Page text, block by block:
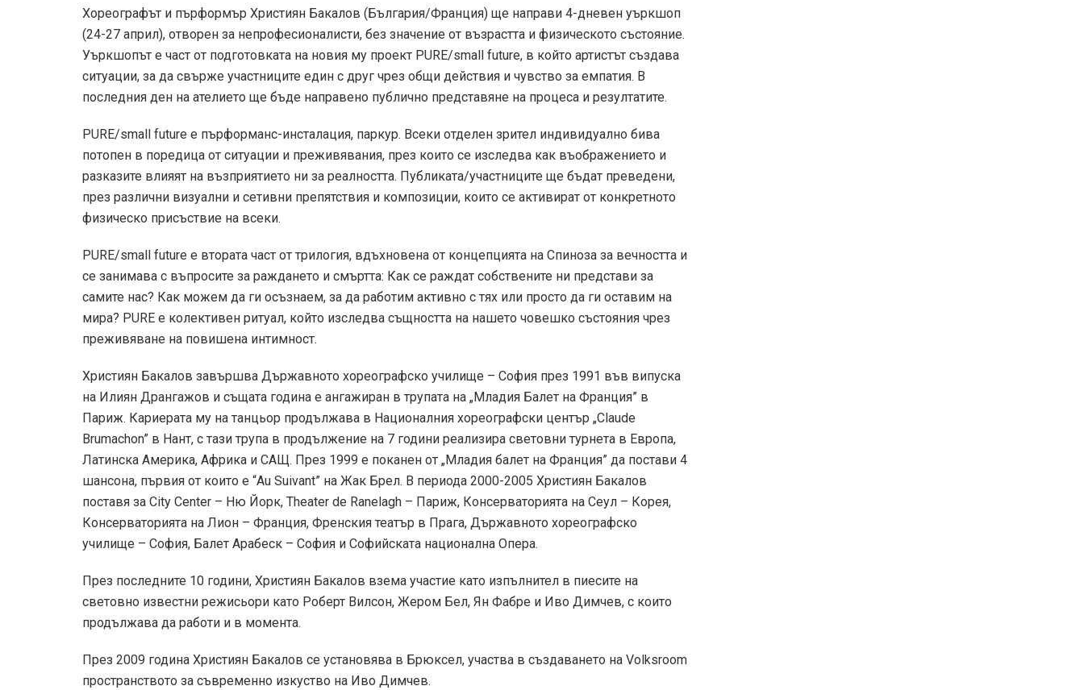
Хореографът и пърформър Християн Бакалов (България/Франция) ще направи 4-дневен уъркшоп
(24-27 април), отворен за непрофесионалисти, без значение от възрастта и физическото състояние.
Уъркшопът е част от подготовката на новия му проект PURE/small future, в който артистът създава
ситуации, за да свърже участниците един с друг чрез общи действия и чувство за емпатия. В
последния ден на ателието ще бъде направено публично представяне на процеса и резултатите.
PURE/small future е пърформанс-инсталация, паркур. Всеки отделен зрител индивидуално бива
потопен в поредица от ситуации и преживявания, през които се изследва как въображението и
разказите влияят на възприятието ни за реалността. Публиката/участниците ще бъдат преведени,
през различни визуални и сетивни препятствия и композиции, които се активират от конкретното
физическо присъствие на всеки.
PURE/small future е втората част от трилогия, вдъхновена от концепцията на Спиноза за вечността и
се занимава с въпросите за раждането и смъртта: Как се раждат собствените ни представи за
самите нас? Как можем да ги осъзнаем, за да работим активно с тях или просто да ги оставим на
мира? PURE е колективен ритуал, който изследва същността на нашето човешко състояния чрез
преживяване на повишена интимност.
Християн Бакалов завършва Държавното хореографско училище – София през 1991 във випуска
на Илиян Дрангажов и същата година е ангажиран в трупата на „Младия Балет на Франция” в
Париж. Кариерата му на танцьор продължава в Националния хореографски център „Claude
Brumachon” в Нант, с тази трупа в продължение на 7 години реализира световни турнета в Европа,
Латинска Америка, Африка и САЩ. През 1999 е поканен от „Младия балет на Франция” да постави 4
шансона, първия от които е “Au Suivant” на Жак Брел. В периода 2000-2005 Християн Бакалов
поставя за City Center – Ню Йорк, Theater de Ranelagh – Париж, Консерваторията на Сеул – Корея,
Консерваторията на Лион – Франция, Френския театър в Прага, Държавното хореографско
училище – София, Балет Арабеск – София и Софийската национална Опера.
През последните 10 години, Християн Бакалов взема участие като изпълнител в пиесите на
световно известни режисьори като Роберт Вилсон, Жером Бел, Ян Фабре и Иво Димчев, с които
продължава да работи и в момента.
През 2009 година Християн Бакалов се установява в Брюксел, участва в създаването на Volksroom
пространството за съвременно изкуство на Иво Димчев.